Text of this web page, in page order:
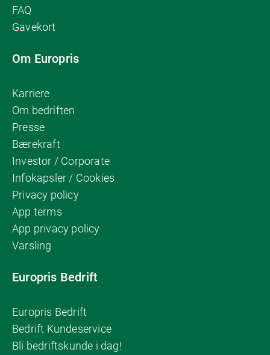
FAQ
Gavekort
Om Europris
Karriere
Om bedriften
Presse
Bærekraft
Investor / Corporate
Infokapsler / Cookies
Privacy policy
App terms
App privacy policy
Varsling
Europris Bedrift
Europris Bedrift
Bedrift Kundeservice
Bli bedriftskunde i dag!